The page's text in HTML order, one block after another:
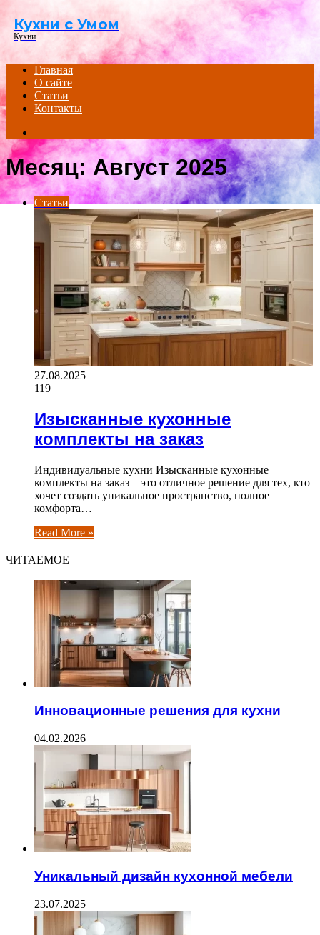
Кухни с Умом
Кухни
Главная
О сайте
Статьи
Контакты
for
Месяц:Август 2025
Статьи
27.08.2025
119
Изысканные кухонные
комплекты на заказ
Индивидуальные кухни Изысканные кухонные
комплекты на заказ – это отличное решение для тех, кто
хочет создать уникальное пространство, полное
комфорта…
Read More »
ЧИТАЕМОЕ
Инновационные решения для кухни
04.02.2026
Уникальный дизайн кухонной мебели
23.07.2025